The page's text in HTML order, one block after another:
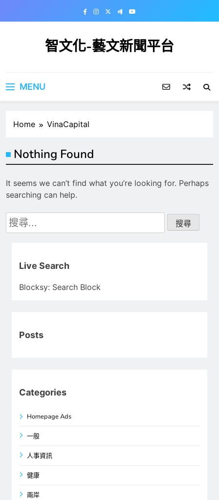
智文化-藝文新聞平台
MENU
Home VinaCapital
Nothing Found
It seems we can’t find what you’re looking for. Perhaps
searching can help.
搜
尋
Live Search
Blocksy: Search Block
Posts
Categories
Homepage Ads
一般
人事資訊
健康
兩岸